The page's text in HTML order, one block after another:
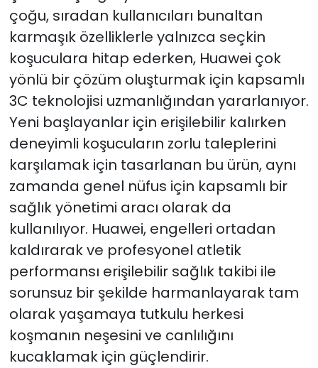
çoğu, sıradan kullanıcıları bunaltan
karmaşık özelliklerle yalnızca seçkin
koşuculara hitap ederken, Huawei çok
yönlü bir çözüm oluşturmak için kapsamlı
3C teknolojisi uzmanlığından yararlanıyor.
Yeni başlayanlar için erişilebilir kalırken
deneyimli koşucuların zorlu taleplerini
karşılamak için tasarlanan bu ürün, aynı
zamanda genel nüfus için kapsamlı bir
sağlık yönetimi aracı olarak da
kullanılıyor. Huawei, engelleri ortadan
kaldırarak ve profesyonel atletik
performansı erişilebilir sağlık takibi ile
sorunsuz bir şekilde harmanlayarak tam
olarak yaşamaya tutkulu herkesi
koşmanın neşesini ve canlılığını
kucaklamak için güçlendirir.